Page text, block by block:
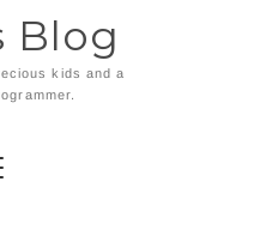
Blog
kids and a